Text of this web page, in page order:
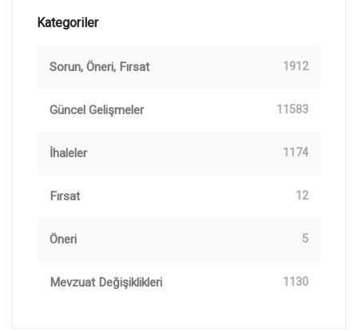
Kategoriler
Sorun, Öneri, Fırsat 1912
Güncel Gelişmeler 11583
İhaleler 1174
Fırsat 12
Öneri 5
Mevzuat Değişiklikleri 1130